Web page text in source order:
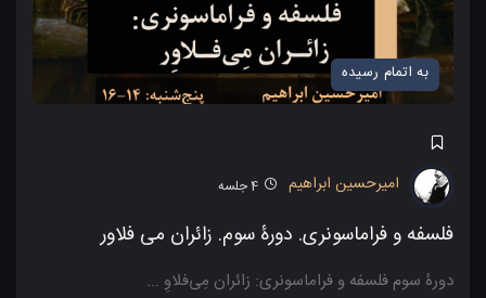
به اتمام رسیده
امیرحسین ابراهیم 4جلسه
فلسفه و فراماسونری. دورۀ سوم. زائران می فلاور
دورۀ سوم فلسفه و فراماسونری: زائران مِی‌فلاوِ ...